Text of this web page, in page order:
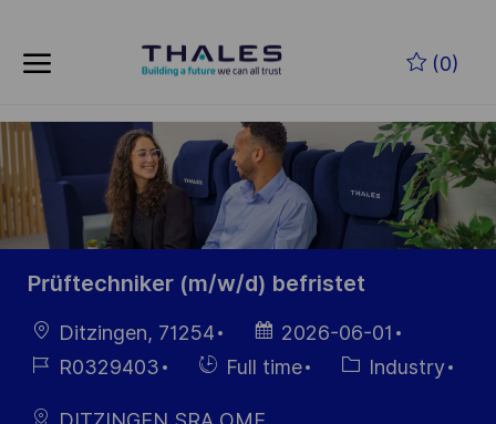
(0)
-
Prüftechniker (m/w/d) befristet
Ort Ditzingen, 71254
Datum der
Veröffentlichung
2026-06-01
Job- R0329403 Einstellunngstyp
Full time Kategorie
Industry